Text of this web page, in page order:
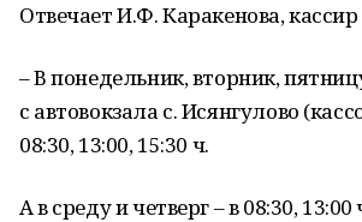
Отвечает И.Ф. Каракенова, кассир
– В понедельник, вторник,
с автовокзала с. Исянгулово
08:30, 13:00, 15:30 ч.
А в среду и четверг – в 08:30, 13:00